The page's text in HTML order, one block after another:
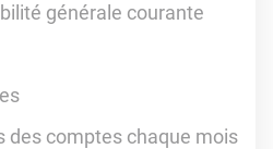
générale courante
des comptes chaque mois